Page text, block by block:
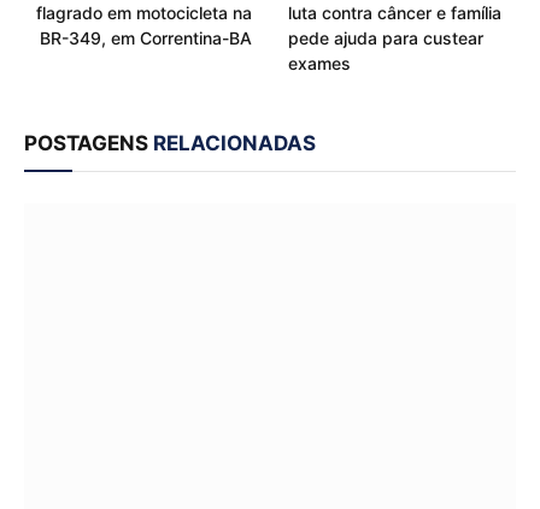
flagrado em motocicleta na
BR-349, em Correntina-BA
luta contra câncer e família
pede ajuda para custear
exames
POSTAGENS RELACIONADAS